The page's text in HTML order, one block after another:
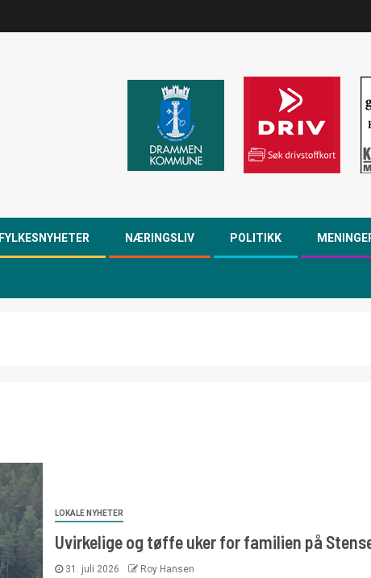
FYLKESNYHETER NÆRINGSLIV POLITIKK
LOKALE NYHETER
Uvirkelige og tøffe uker for familien på
31. juli 2026 Roy Hansen